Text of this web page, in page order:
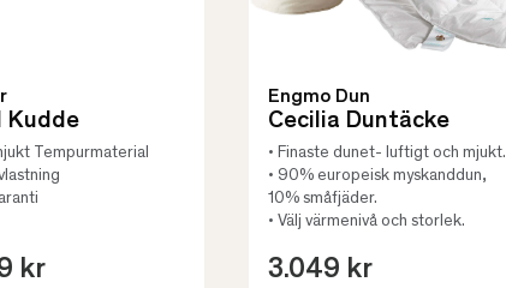
Kudde
Tempurmaterial
kr
Engmo Dun
Cecilia Duntäcke
• Finaste dunet- luftigt och mjukt.
• 90% europeisk myskanddun,
10% småfjäder.
• Välj värmenivå och storlek.
3.049 kr